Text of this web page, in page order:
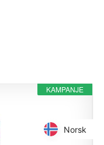
KAMPANJE
Norsk
Norsk